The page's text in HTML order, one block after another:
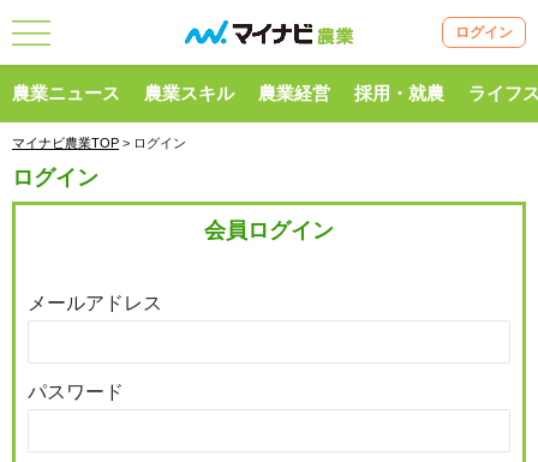
ログイン
農業ニュース 農業スキル 農業経営 採用・就農 ライフ
マイナビ農業TOP > ログイン
ログイン
会員ログイン
メールアドレス
パスワード